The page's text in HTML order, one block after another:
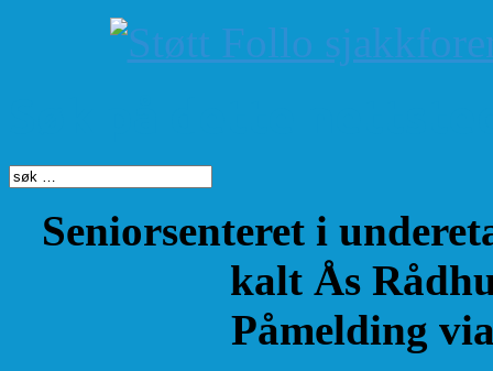
Seniorsenteret i
kalt Ås
Påmelding